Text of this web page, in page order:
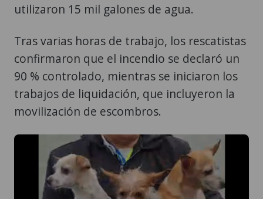
utilizaron 15 mil galones de agua.
Tras varias horas de trabajo, los rescatistas
confirmaron que el incendio se declaró un
90 % controlado, mientras se iniciaron los
trabajos de liquidación, que incluyeron la
movilización de escombros.